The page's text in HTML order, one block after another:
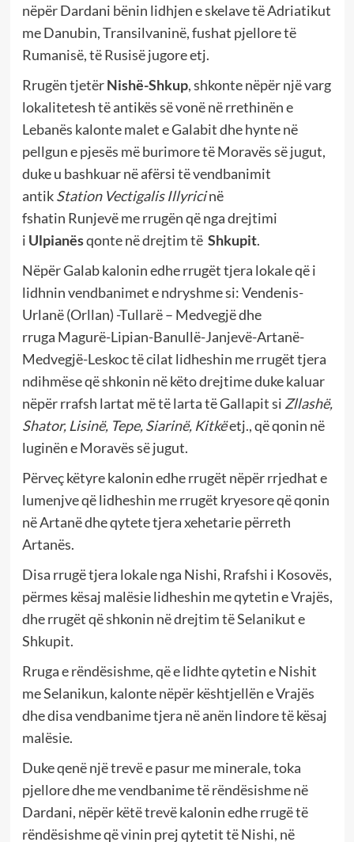
nëpër Dardani bënin lidhjen e skelave të Adriatikut
me Danubin, Transilvaninë, fushat pjellore të
Rumanisë, të Rusisë jugore etj.
Rrugën tjetërNishë-Shkup, shkonte nëpër një varg
lokalitetesh të antikës së vonë në rrethinën e
Lebanës kalonte malet e Galabit dhe hynte në
pellgun e pjesës më burimore të Moravës së jugut,
duke u bashkuar në afërsi të vendbanimit
antikStation Vectigalis Illyricinë
fshatin Runjevë me rrugën që nga drejtimi
i Ulpianësqonte në drejtim të Shkupit.
Nëpër Galab kalonin edhe rrugët tjera lokale që i
lidhnin vendbanimet e ndryshme si: Vendenis-
Urlanë (Orllan) -Tullarë – Medvegjë dhe
rruga Magurë-Lipian-Banullë-Janjevë-Artanë-
Medvegjë-Leskoc të cilat lidheshin me rrugët tjera
ndihmëse që shkonin në këto drejtime duke kaluar
nëpër rrafsh lartat më të larta të Gallapit si Zllashë,
Shator, Lisinë, Tepe, Siarinë, Kitkëetj., që qonin në
luginën e Moravës së jugut.
Përveç këtyre kalonin edhe rrugët nëpër rrjedhat e
lumenjve që lidheshin me rrugët kryesore që qonin
në Artanë dhe qytete tjera xehetarie përreth
Artanës.
Disa rrugë tjera lokale nga Nishi, Rrafshi i Kosovës,
përmes kësaj malësie lidheshin me qytetin e Vrajës,
dhe rrugët që shkonin në drejtim të Selanikut e
Shkupit.
Rruga e rëndësishme, që e lidhte qytetin e Nishit
me Selanikun, kalonte nëpër kështjellën e Vrajës
dhe disa vendbanime tjera në anën lindore të kësaj
malësie.
Duke qenë një trevë e pasur me minerale, toka
pjellore dhe me vendbanime të rëndësishme në
Dardani, nëpër këtë trevë kalonin edhe rrugë të
rëndësishme që vinin prej qytetit të Nishi, në